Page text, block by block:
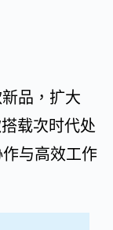
品，扩大
载次时代处
与高效工作